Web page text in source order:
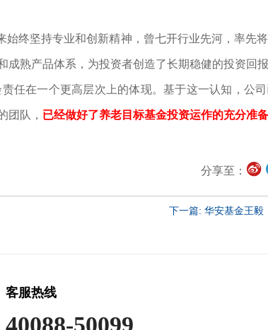
终坚持专业和创新精神，曾七开行业先河，率先
熟产品体系，为投资者创造了长期稳健的投资回
任在一个更高层次上的体现。基于这一认知，公
团队， 已经做好了养老目标基金投资运作的充分准
分享至：
下一篇: 华安基金王毅
客服热线
40088-50099